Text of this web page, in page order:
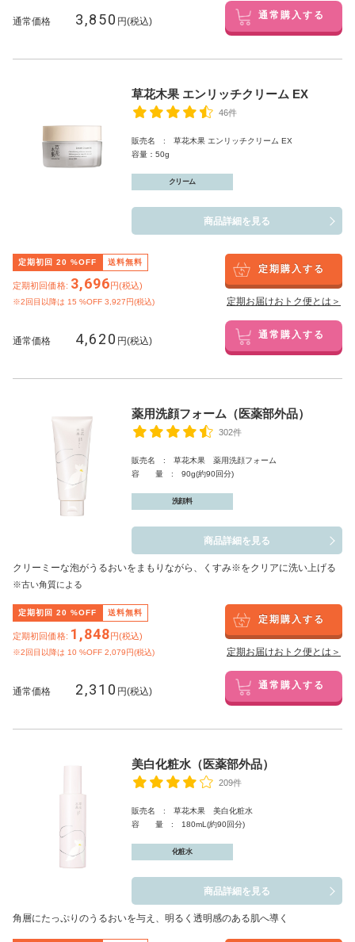
通常価格 3,850 円(税込) 通常購入する
草花木果 エンリッチクリーム EX
46件
販売名 : 草花木果 エンリッチクリーム EX
容量：50g
クリーム
商品詳細を見る
定期初回 20 %OFF 送料無料
定期初回価格: 3,696円(税込)
※2回目以降は 15 %OFF 3,927円(税込)
定期購入する
定期お届けおトク便とは＞
通常価格 4,620 円(税込) 通常購入する
薬用洗顔フォーム（医薬部外品）
302件
販売名 : 草花木果 薬用洗顔フォーム
容 量 : 90g(約90回分)
洗顔料
商品詳細を見る
クリーミーな泡がうるおいをまもりながら、くすみ※をクリアに洗い上げる
※古い角質による
定期初回 20 %OFF 送料無料
定期初回価格: 1,848円(税込)
※2回目以降は 10 %OFF 2,079円(税込)
定期購入する
定期お届けおトク便とは＞
通常価格 2,310 円(税込) 通常購入する
美白化粧水（医薬部外品）
209件
販売名 : 草花木果 美白化粧水
容 量 : 180mL(約90回分)
化粧水
商品詳細を見る
角層にたっぷりのうるおいを与え、明るく透明感のある肌へ導く